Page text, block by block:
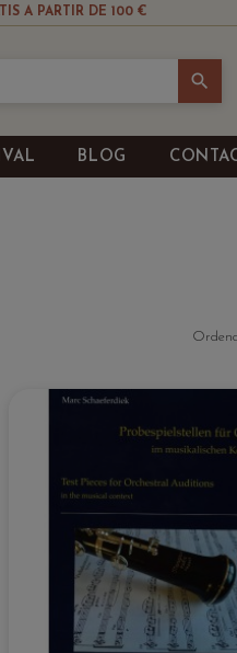
A PARTIR DE 100 €
search
BLOG